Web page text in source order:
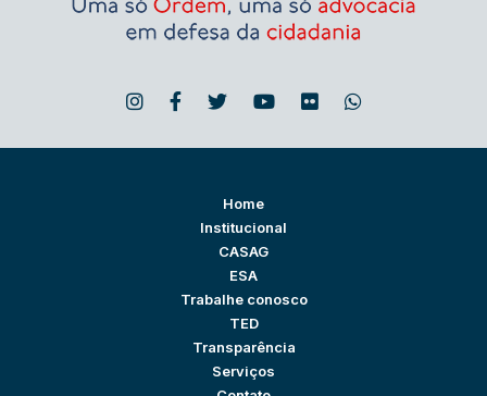
Home
Institucional
CASAG
ESA
Trabalhe conosco
TED
Transparência
Serviços